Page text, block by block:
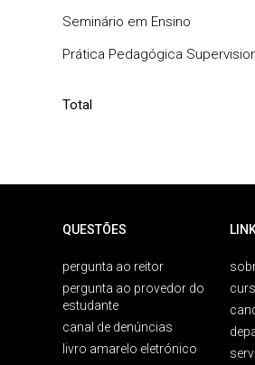
Seminário em Ensino
Prática Pedagógica
Total
QUESTÕES
pergunta ao reitor
pergunta ao provedor do
estudante
canal de denúncias
livro amarelo eletrónico